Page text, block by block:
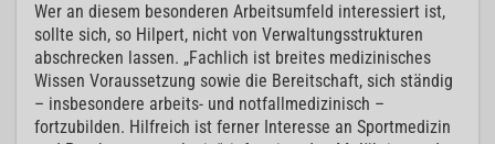
Wer an diesem besonderen Arbeitsumfeld interessiert ist,
sollte sich, so Hilpert, nicht von Verwaltungsstrukturen
abschrecken lassen. „Fachlich ist breites medizinisches
Wissen Voraussetzung sowie die Bereitschaft, sich ständig
– insbesondere arbeits- und notfallmedizinisch –
fortzubilden. Hilfreich ist ferner Interesse an Sportmedizin